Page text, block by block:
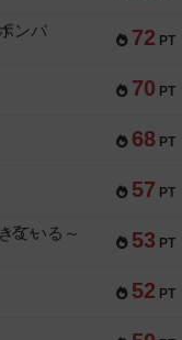
72 PT
ンバ
70 PT
68 PT
57 PT
53 PT
ている～
52 PT